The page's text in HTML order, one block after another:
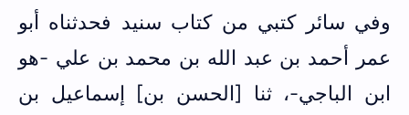
وفي سائر كتبي من كتاب سنيد فحدثناه أبو
عمر أحمد بن عبد الله بن محمد بن علي -هو
ابن الباجي-، ثنا [الحسن بن] إسماعيل بن